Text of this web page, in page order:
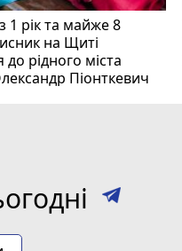
1 рік та майже 8
на Щиті
рідного міста
Піонткевич